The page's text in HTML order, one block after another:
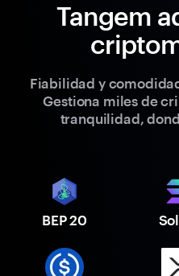
Tangem
Fiabilidad y
Gestiona miles de
tranquilidad,
BEP 20